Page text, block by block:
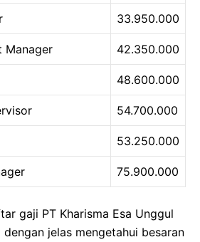
33.950.000
Manager 42.350.000
48.600.000
54.700.000
53.250.000
75.900.000
gaji PT Kharisma Esa Unggul
jelas mengetahui besaran